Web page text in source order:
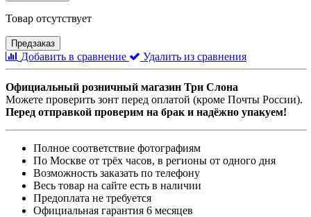
Товар отсутствует
Предзаказ
Добавить в сравнение Удалить из сравнения
Официальный розничный магазин Три Слона
Можете проверить зонт перед оплатой (кроме Почты России).
Перед отправкой проверим на брак и надёжно упакуем!
Полное соответствие фотографиям
По Москве от трёх часов, в регионы от одного дня
Возможность заказать по телефону
Весь товар на сайте есть в наличии
Предоплата не требуется
Официальная гарантия 6 месяцев